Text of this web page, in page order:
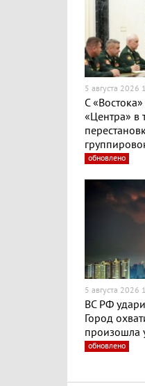
5 августа 2026
С
«Центра» в
обновлено
5 августа 2026
ВС РФ
Город
произошла
обновлено